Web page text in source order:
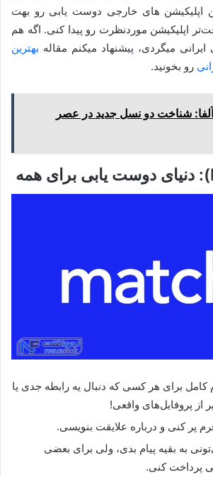
از بهترین اپلیکیشن های خارجی دوست یابی رو بهت
اپلیکیشن موردنظرت رو پیدا کنی. اگه هم
میگردی، پیشنهاد میکنم مقاله بهترین
رو بخونید.
شناخت دو نسل جدید در عصر
کامل برای هر کسی که دنبال یه رابطه جدی یا
از پروفایل‌های واقعی!
فرم پر کنی و درباره علایقت بنویسی.
به بقیه پیام بدی، ولی برای بعضی
پرداخت کنی.